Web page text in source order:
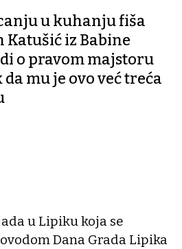
u kuhanju fiša
iz Babine
o pravom majstoru
mu je ovo već treća
u Lipiku koja se
Dana Grada Lipika